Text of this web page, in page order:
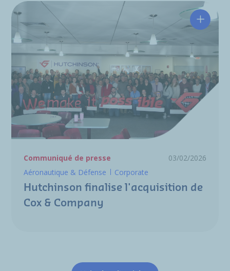
la nouvelle génération de
programmes aéronautiques
Communiqué de presse
03/02/2026
Aéronautique & Défense
Corporate
Hutchinson finalise l'acquisition de
Cox & Company